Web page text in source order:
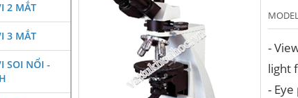
-
light
-
2 MẮT
3 MẮT
SOI NỔI -